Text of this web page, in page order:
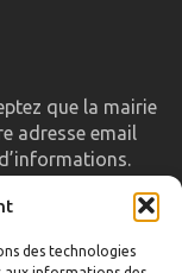
des technologies
que la mairie
adresse email